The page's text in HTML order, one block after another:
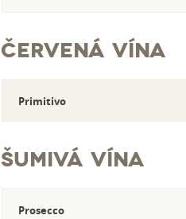
Červená vína
Primitivo
Šumivá vína
Prosecco